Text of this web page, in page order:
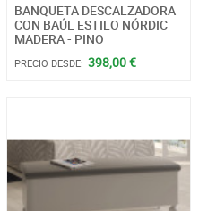
BANQUETA DESCALZADORA
CON BAÚL ESTILO NÓRDIC
MADERA - PINO
PRECIO DESDE: 398,00 €